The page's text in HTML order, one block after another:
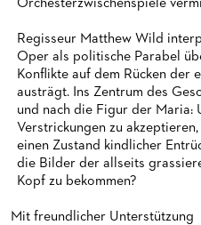
Orchesterzwischenspiele
Regisseur Matthew Wild
Oper als politische Parabel
Konflikte auf dem Rücken der
austrägt. Ins Zentrum des
und nach die Figur der Maria:
Verstrickungen zu
einen Zustand kindlicher
die Bilder der allseits
Kopf zu bekommen?
Mit freundlicher Unterstützung